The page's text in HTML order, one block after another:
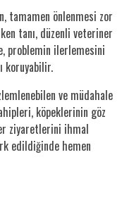
tamamen önlenmesi zor
tanı, düzenli veteriner
problemin ilerlemesini
koruyabilir.
ve müdahale
köpeklerinin göz
ziyaretlerini ihmal
edildiğinde hemen